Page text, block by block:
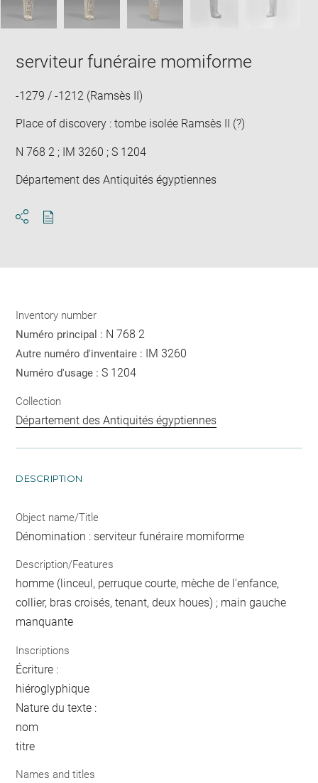
serviteur funéraire momiforme
-1279 / -1212 (Ramsès II)
Place of discovery : tombe isolée Ramsès II (?)
N 768 2 ; IM 3260 ; S 1204
Département des Antiquités égyptiennes
Inventory number
Numéro principal : N 768 2
Autre numéro d'inventaire : IM 3260
Numéro d'usage :S 1204
Collection
Département des Antiquités égyptiennes
DESCRIPTION
Object name/Title
Dénomination : serviteur funéraire momiforme
Description/Features
homme (linceul, perruque courte, mèche de l'enfance,
collier, bras croisés, tenant, deux houes) ; main gauche
manquante
Inscriptions
Écriture :
hiéroglyphique
Nature du texte :
nom
titre
Names and titles